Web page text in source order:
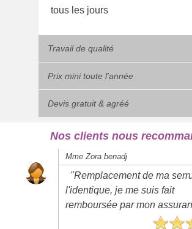
tous les jours
Travail de qualité
Prix mini toute l'année
Devis gratuit & agréé
Nos clients nous
Mme Zora benadj
"Remplacement de ma
l'identique, je me suis fait
remboursée par mon